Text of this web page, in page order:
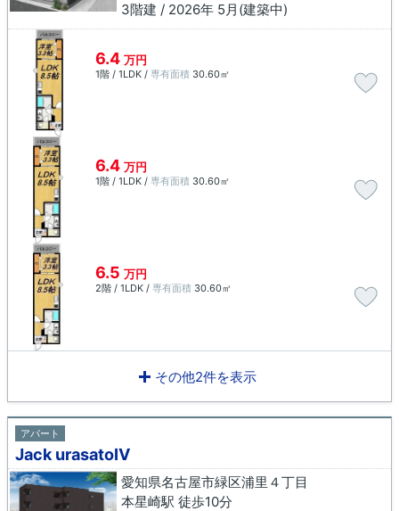
3階建 / 2026年 5月(建築中)
6.4 万円
1階 / 1LDK / 専有面積 30.60㎡
6.4 万円
1階 / 1LDK / 専有面積 30.60㎡
6.5 万円
2階 / 1LDK / 専有面積 30.60㎡
その他2件を表示
アパート
Jack urasatoⅣ
愛知県名古屋市緑区浦里４丁目
本星崎駅 徒歩10分